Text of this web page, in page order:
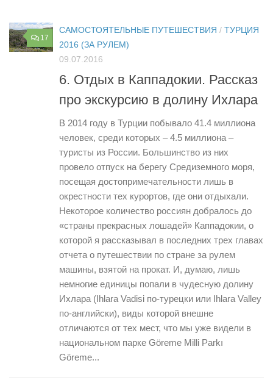
17
САМОСТОЯТЕЛЬНЫЕ ПУТЕШЕСТВИЯ / ТУРЦИЯ
2016 (ЗА РУЛЕМ)
09.07.2016
6. Отдых в Каппадокии. Рассказ
про экскурсию в долину Ихлара
В 2014 году в Турции побывало 41.4 миллиона
человек, среди которых – 4.5 миллиона –
туристы из России. Большинство из них
провело отпуск на берегу Средиземного моря,
посещая достопримечательности лишь в
окрестности тех курортов, где они отдыхали.
Некоторое количество россиян добралось до
«страны прекрасных лошадей» Каппадокии, о
которой я рассказывал в последних трех главах
отчета о путешествии по стране за рулем
машины, взятой на прокат. И, думаю, лишь
немногие единицы попали в чудесную долину
Ихлара (Ihlara Vadisi по-турецки или Ihlara Valley
по-английски), виды которой внешне
отличаются от тех мест, что мы уже видели в
национальном парке Göreme Milli Parkı
Göreme...